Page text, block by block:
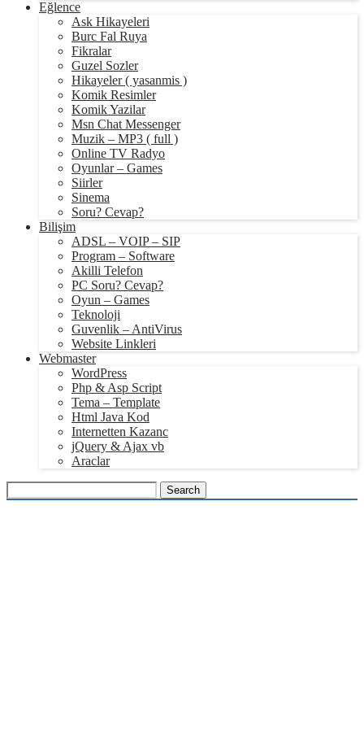
Eğlence
Ask Hikayeleri
Burc Fal Ruya
Fikralar
Guzel Sozler
Hikayeler ( yasanmis )
Komik Resimler
Komik Yazilar
Msn Chat Messenger
Muzik – MP3 ( full )
Online TV Radyo
Oyunlar – Games
Siirler
Sinema
Soru? Cevap?
Bilişim
ADSL – VOIP – SIP
Program – Software
Akilli Telefon
PC Soru? Cevap?
Oyun – Games
Teknoloji
Guvenlik – AntiVirus
Website Linkleri
Webmaster
WordPress
Php & Asp Script
Tema – Template
Html Java Kod
Internetten Kazanc
jQuery & Ajax vb
Araclar